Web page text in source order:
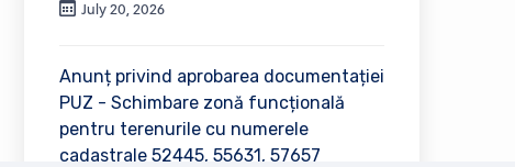
July 20, 2026
Anunț privind aprobarea documentației
PUZ - Schimbare zonă funcțională
pentru terenurile cu numerele
cadastrale 52445, 55631, 57657